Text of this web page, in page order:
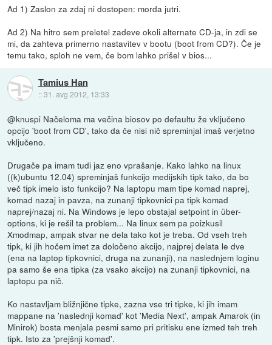
Ad 1) Zaslon za zdaj ni dostopen: morda jutri.
Ad 2) Na hitro sem preletel zadeve okoli alternate CD-ja, in zdi se
mi, da zahteva primerno nastavitev v bootu (boot from CD?). Če je
temu tako, sploh ne vem, če bom lahko prišel v bios...
Tamius Han
::31. avg 2012, 13:33
@knuspi Načeloma ma večina biosov po defaultu že vključeno
opcijo 'boot from CD', tako da če nisi nič spreminjal imaš verjetno
vključeno.
Drugače pa imam tudi jaz eno vprašanje. Kako lahko na linux
((k)ubuntu 12.04) spreminjaš funkcijo medijskih tipk tako, da bo
več tipk imelo isto funkcijo? Na laptopu mam tipe komad naprej,
komad nazaj in pavza, na zunanji tipkovnici pa tipk komad
naprej/nazaj ni. Na Windows je lepo obstajal setpoint in über-
options, ki je rešil ta problem... Na linux sem pa poizkusil
Xmodmap, ampak stvar ne dela tako kot je treba. Od vseh treh
tipk, ki jih hočem imet za določeno akcijo, najprej delata le dve
(ena na laptop tipkovnici, druga na zunanji), na naslednjem loginu
pa samo še ena tipka (za vsako akcijo) na zunanji tipkovnici, na
laptopu pa nič.
Ko nastavljam bližnjične tipke, zazna vse tri tipke, ki jih imam
mappane na 'naslednji komad' kot 'Media Next', ampak Amarok (in
Minirok) bosta menjala pesmi samo pri pritisku ene izmed teh treh
tipk. Isto za 'prejšnji komad'.